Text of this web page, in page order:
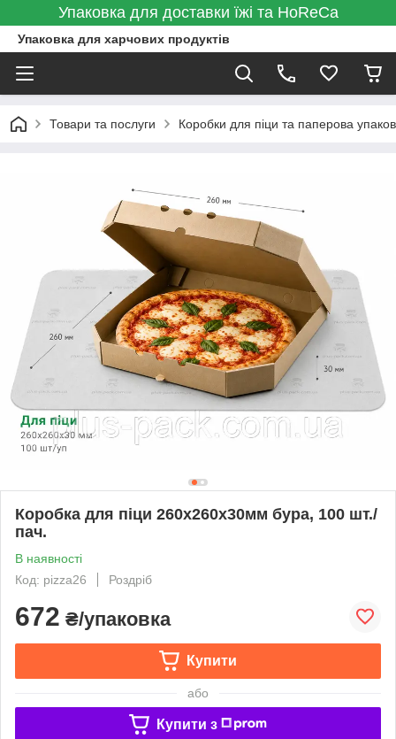
Упаковка для доставки їжі та HoReCa
Упаковка для харчових продуктів
Товари та послуги Коробки для піци та паперова
Коробка для піци 260х260х30мм бура, 100 шт./
пач.
В наявності
Код: pizza26
Роздріб
672 ₴/упаковка
Купити
або
Купити з